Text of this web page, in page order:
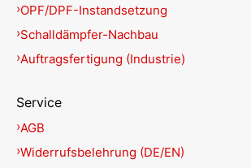
OPF/DPF-Instandsetzung
Schalldämpfer-Nachbau
Auftragsfertigung (Industrie)
Service
AGB
Widerrufsbelehrung (DE/EN)